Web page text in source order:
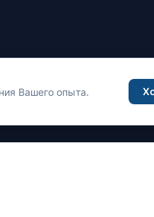
Вашего опыта.